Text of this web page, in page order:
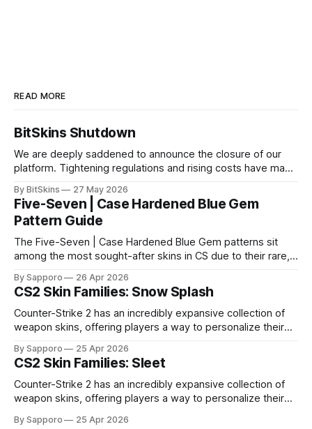
READ MORE
BitSkins Shutdown
We are deeply saddened to announce the closure of our
platform. Tightening regulations and rising costs have made
By BitSkins 27 May 2026
Five-Seven | Case Hardened Blue Gem
Pattern Guide
The Five-Seven | Case Hardened Blue Gem patterns sit
among the most sought-after skins in CS due to their rare,
especially because of their high blue percentage yet being
highly affordable. In 2025, top-tier Blue Gems, especially in
Factory New condition, have reached around
By Sapporo 26 Apr 2026
CS2 Skin Families: Snow Splash
Counter-Strike 2 has an incredibly expansive collection of
weapon skins, offering players a way to personalize their
selection, certain skin families have become iconic,
standing out due to their distinct aesthetics and recurring
presence across multiple weapons. From the sleek, comic-
book-inspired Neo-Noir
By Sapporo 25 Apr 2026
CS2 Skin Families: Sleet
Counter-Strike 2 has an incredibly expansive collection of
weapon skins, offering players a way to personalize their
selection, certain skin families have become iconic,
By Sapporo 25 Apr 2026